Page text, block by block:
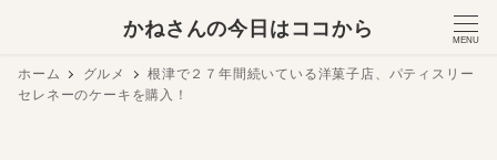
かねさんの今日はココから
MENU
ホーム グルメ
根津で２７年間続いている洋菓子店、パティスリー
セレネーのケーキを購入！